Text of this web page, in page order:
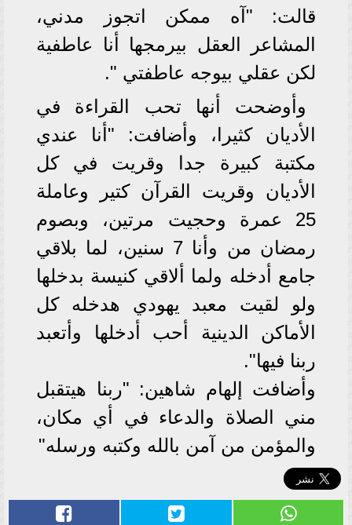
قالت: "آه ممكن اتجوز مدني،
المشاعر العقل بيرمجها أنا عاطفية
لكن عقلي بيوجه عاطفتي ".
وأوضحت أنها تحب القراءة في
الأديان كثيرا، وأضافت: "أنا عندي
مكتبة كبيرة جدا وقريت في كل
الأديان وقريت القرآن كتير وعاملة
25 عمرة وحجيت مرتين، وبصوم
رمضان من وأنا 7 سنين، لما بلاقي
جامع أدخله ولما ألاقي كنيسة بدخلها
ولو لقيت معبد يهودي هدخله كل
الأماكن الدينية أحب أدخلها وأتعبد
ربنا فيها".
وأضافت إلهام شاهين: "ربنا هيتقبل
مني الصلاة والدعاء في أي مكان،
والمؤمن من آمن بالله وكتبه ورسله"